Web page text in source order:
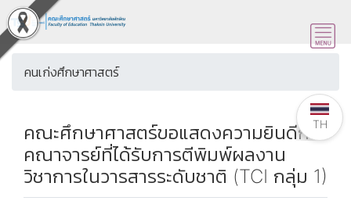
คนเก่งศึกษาศาสตร์
คณะศึกษาศาสตร์ขอแสดงความยินดีกับ
คณาจารย์ที่ได้รับการตีพิมพ์ผลงาน
วิชาการในวารสารระดับชาติ (TCI กลุ่ม 1)
TH